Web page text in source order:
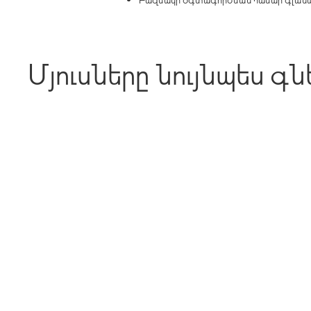
Մյուսները նույնպես